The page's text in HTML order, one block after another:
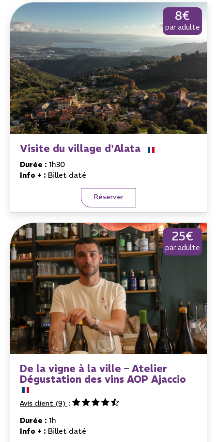
Visite du village d'Alata
8€
par adulte
Durée : 1h30
Info + : Billet daté
Réserver
De la vigne à la ville – Atelier
Dégustation des vins AOP Ajaccio
Avis client (9)
25€
par adulte
Durée : 1h
Info + : Billet daté